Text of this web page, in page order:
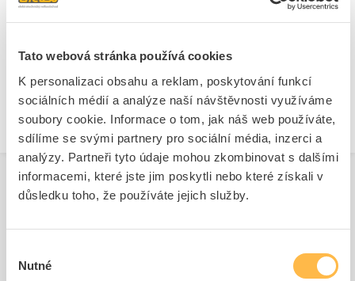
Tato webová stránka používá cookies
K personalizaci obsahu a reklam, poskytování funkcí
sociálních médií a analýze naší návštěvnosti využíváme
soubory cookie. Informace o tom, jak náš web používáte,
sdílíme se svými partnery pro sociální média, inzerci a
analýzy. Partneři tyto údaje mohou zkombinovat s dalšími
informacemi, které jste jim poskytli nebo které získali v
důsledku toho, že používáte jejich služby.
souhlasu
Nutné
GPSR Details
Odpovědnost za produkt
Adresa: Úvalno 353, 793 91 Úvalno, Česká republika
Telefon: 554 64 82 00
E-mail: info@denbraven.cz
www.denbraven.cz